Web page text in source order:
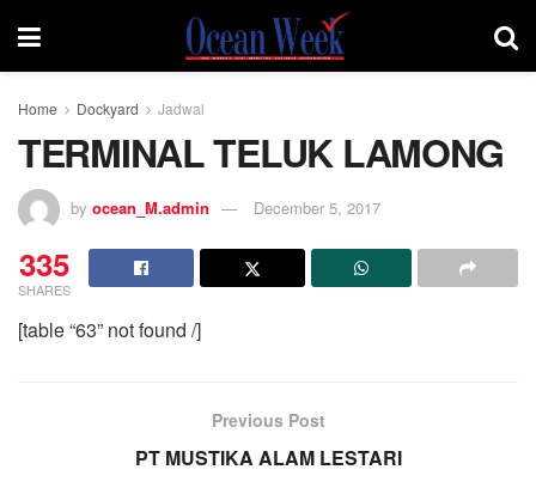
Home Dockyard Jadwal
TERMINAL TELUK LAMONG
by ocean_M.admin December 5, 2017
335
SHARES
[table “63” not found /]
Previous Post
PT MUSTIKA ALAM LESTARI